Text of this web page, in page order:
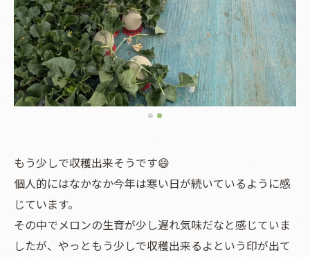
もう少しで収穫出来そうです😄
個人的にはなかなか今年は寒い日が続いているように感
じています。
その中でメロンの生育が少し遅れ気味だなと感じていま
したが、やっともう少しで収穫出来るよという印が出て